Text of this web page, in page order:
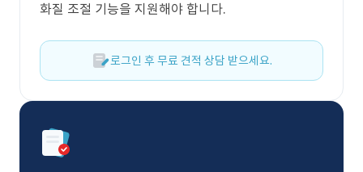
화질 조절 기능을 지원해야 합니다.
로그인 후 무료 견적 상담 받으세요.